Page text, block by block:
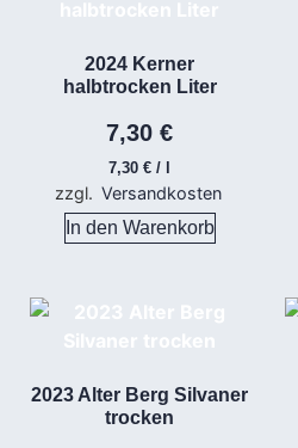
2024 Kerner
halbtrocken Liter
7,30 €
7,30 € / l
zzgl. Versandkosten
In den Warenkorb
2023 Alter Berg Silvaner
trocken